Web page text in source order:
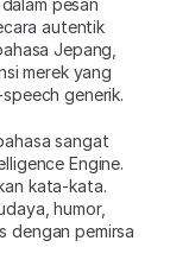
pesan
autentik
Jepang,
merek yang
generik.
sangat
Engine.
kata-kata.
humor,
dengan pemirsa